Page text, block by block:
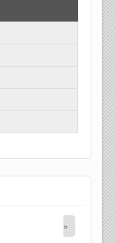
»